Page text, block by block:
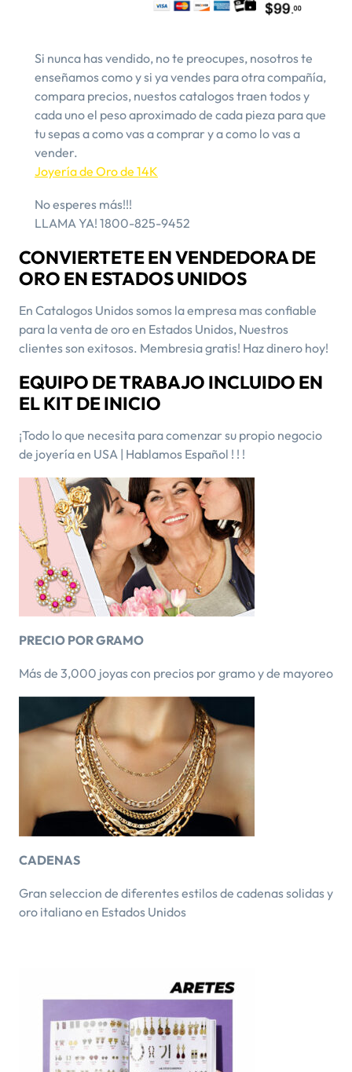
Si nunca has vendido, no te preocupes, nosotros te
enseñamos como y si ya vendes para otra compañía,
compara precios, nuestos catalogos traen todos y
cada uno el peso aproximado de cada pieza para que
tu sepas a como vas a comprar y a como lo vas a
vender.
Joyería de Oro de 14K
​No esperes más!!!
LLAMA YA! 1800-825-9452
CONVIERTETE EN VENDEDORA DE
ORO EN ESTADOS UNIDOS
En Catalogos Unidos somos la empresa mas confiable
para la venta de oro en Estados Unidos, Nuestros
clientes son exitosos. Membresia gratis! Haz dinero hoy!
EQUIPO DE TRABAJO INCLUIDO EN
EL KIT DE INICIO
¡Todo lo que necesita para comenzar su propio negocio
de joyería en USA | Hablamos Español ! ! !
PRECIO POR GRAMO
Más de 3,000 joyas con precios por gramo y de mayoreo
CADENAS
Gran seleccion de diferentes estilos de cadenas solidas y
oro italiano en Estados Unidos